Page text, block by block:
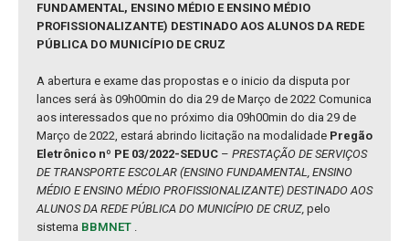
FUNDAMENTAL, ENSINO MÉDIO E ENSINO MÉDIO
PROFISSIONALIZANTE) DESTINADO AOS ALUNOS DA REDE
PÚBLICA DO MUNICÍPIO DE CRUZ
A abertura e exame das propostas e o inicio da disputa por
lances será às 09h00min do dia 29 de Março de 2022 Comunica
aos interessados que no próximo dia 09h00min do dia 29 de
Março de 2022, estará abrindo licitação na modalidade Pregão
Eletrônico nº PE 03/2022-SEDUC – PRESTAÇÃO DE SERVIÇOS
DE TRANSPORTE ESCOLAR (ENSINO FUNDAMENTAL, ENSINO
MÉDIO E ENSINO MÉDIO PROFISSIONALIZANTE) DESTINADO AOS
ALUNOS DA REDE PÚBLICA DO MUNICÍPIO DE CRUZ, pelo
sistema BBMNET .